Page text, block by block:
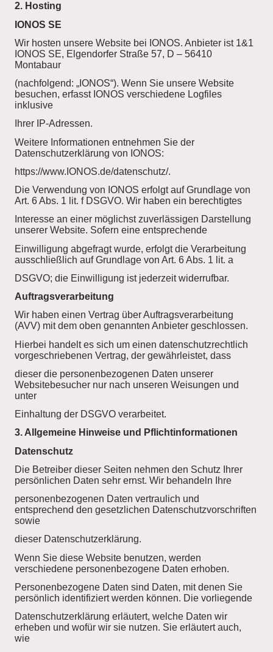
2. Hosting
IONOS SE
Wir hosten unsere Website bei IONOS. Anbieter ist 1&1
IONOS SE, Elgendorfer Straße 57, D – 56410
Montabaur
(nachfolgend: „IONOS“). Wenn Sie unsere Website
besuchen, erfasst IONOS verschiedene Logfiles
inklusive
Ihrer IP-Adressen.
Weitere Informationen entnehmen Sie der
Datenschutzerklärung von IONOS:
https://www.IONOS.de/datenschutz/.
Die Verwendung von IONOS erfolgt auf Grundlage von
Art. 6 Abs. 1 lit. f DSGVO. Wir haben ein berechtigtes
Interesse an einer möglichst zuverlässigen Darstellung
unserer Website. Sofern eine entsprechende
Einwilligung abgefragt wurde, erfolgt die Verarbeitung
ausschließlich auf Grundlage von Art. 6 Abs. 1 lit. a
DSGVO; die Einwilligung ist jederzeit widerrufbar.
Auftragsverarbeitung
Wir haben einen Vertrag über Auftragsverarbeitung
(AVV) mit dem oben genannten Anbieter geschlossen.
Hierbei handelt es sich um einen datenschutzrechtlich
vorgeschriebenen Vertrag, der gewährleistet, dass
dieser die personenbezogenen Daten unserer
Websitebesucher nur nach unseren Weisungen und
unter
Einhaltung der DSGVO verarbeitet.
3. Allgemeine Hinweise und Pflichtinformationen
Datenschutz
Die Betreiber dieser Seiten nehmen den Schutz Ihrer
persönlichen Daten sehr ernst. Wir behandeln Ihre
personenbezogenen Daten vertraulich und
entsprechend den gesetzlichen Datenschutzvorschriften
sowie
dieser Datenschutzerklärung.
Wenn Sie diese Website benutzen, werden
verschiedene personenbezogene Daten erhoben.
Personenbezogene Daten sind Daten, mit denen Sie
persönlich identifiziert werden können. Die vorliegende
Datenschutzerklärung erläutert, welche Daten wir
erheben und wofür wir sie nutzen. Sie erläutert auch,
wie